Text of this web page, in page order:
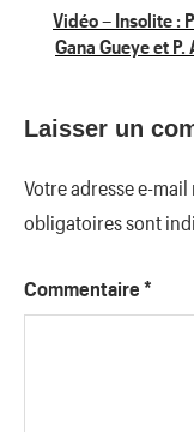
Vidéo – Insolite :
Gana Gueye et
Laisser un
Votre adresse e-
obligatoires sont
Commentaire *